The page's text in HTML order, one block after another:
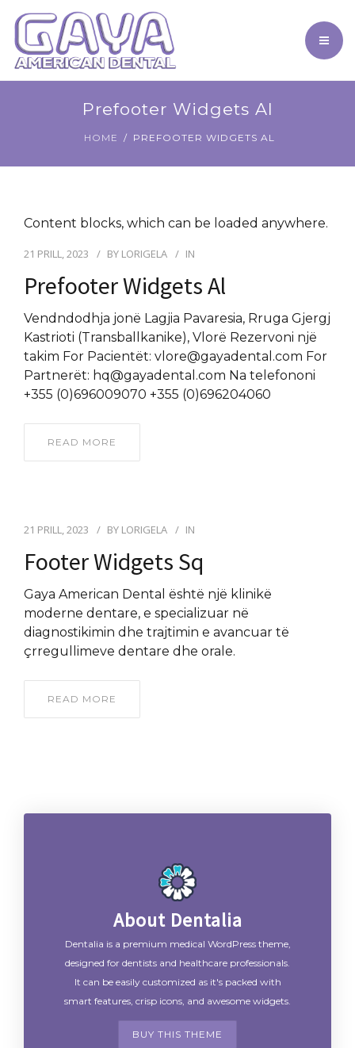
MJEKËT TANË
TURIZMI DENTAR
TURIZMI DENTAR
RRETH NESH
GALERIA
NA KONTAKTONI
Prefooter Widgets Al
HOME PREFOOTER WIDGETS AL
Content blocks, which can be loaded anywhere.
21 PRILL, 2023 BY LORIGELA IN
Prefooter Widgets Al
Vendndodhja jonë Lagjia Pavaresia, Rruga Gjergj
Kastrioti (Transballkanike), Vlorë Rezervoni një
takim For Pacientët: vlore@gayadental.com For
Partnerët: hq@gayadental.com Na telefononi
+355 (0)696009070 +355 (0)696204060
READ MORE
21 PRILL, 2023 BY LORIGELA IN
Footer Widgets Sq
Gaya American Dental është një klinikë
moderne dentare, e specializuar në
diagnostikimin dhe trajtimin e avancuar të
çrregullimeve dentare dhe orale.
READ MORE
About Dentalia
Dentalia is a premium medical WordPress theme,
designed for dentists and healthcare professionals.
It can be easily customized as it's packed with
smart features, crisp icons, and awesome widgets.
BUY THIS THEME